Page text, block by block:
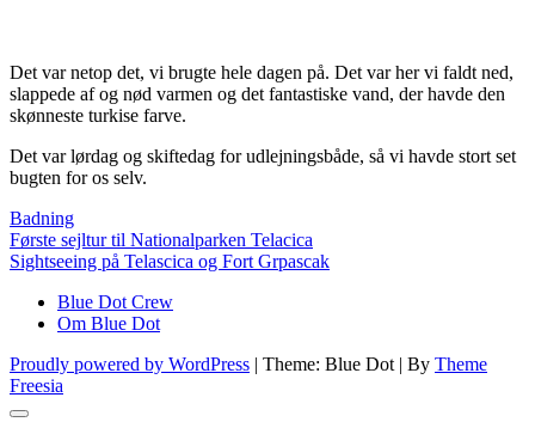
Det var netop det, vi brugte hele dagen på. Det var her vi faldt ned,
slappede af og nød varmen og det fantastiske vand, der havde den
skønneste turkise farve.
Det var lørdag og skiftedag for udlejningsbåde, så vi havde stort set
bugten for os selv.
Badning
Indlægsnavigation
Første sejltur til Nationalparken Telacica
Sightseeing på Telascica og Fort Grpascak
Blue Dot Crew
Om Blue Dot
Proudly powered by WordPress | Theme: Blue Dot | By Theme
Freesia